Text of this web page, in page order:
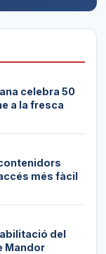
celebra 50
a la fresca
més fàcil
del
Mandor